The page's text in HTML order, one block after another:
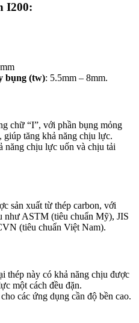
I200:
bụng (tw): 5.5mm – 8mm.
chữ “I”, với phần bụng mỏng
giúp tăng khả năng chịu lực.
năng chịu lực uốn và chịu tải
sản xuất từ thép carbon, với
như ASTM (tiêu chuẩn Mỹ), JIS
(tiêu chuẩn Việt Nam).
thép này có khả năng chịu được
một cách đều đặn.
các ứng dụng cần độ bền cao.